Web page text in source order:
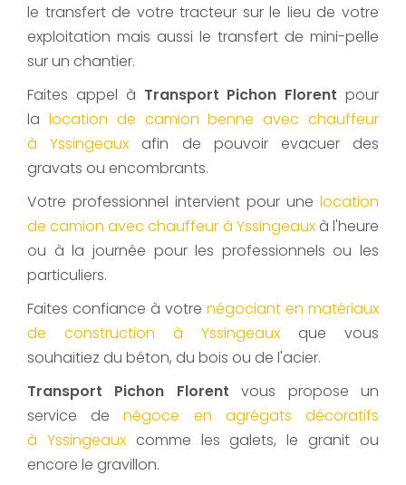
le transfert de votre tracteur sur le lieu de votre
exploitation mais aussi le transfert de mini-pelle
sur un chantier.
Faites appel à Transport Pichon Florent pour
la location de camion benne avec chauffeur
à Yssingeaux afin de pouvoir evacuer des
gravats ou encombrants.
Votre professionnel intervient pour une location
de camion avec chauffeur à Yssingeauxà l'heure
ou à la journée pour les professionnels ou les
particuliers.
Faites confiance à votre négociant en matériaux
de construction à Yssingeaux que vous
souhaitiez du béton, du bois ou de l'acier.
Transport Pichon Florent vous propose un
service denégoce en agrégats décoratifs
à Yssingeauxcomme les galets, le granit ou
encore le gravillon.